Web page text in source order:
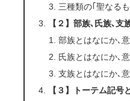
三種類の｢聖なる
【２】部族､氏族､支
部族とはなにか､
氏族とはなにか､
支族とはなにか､
【３】トーテム記号